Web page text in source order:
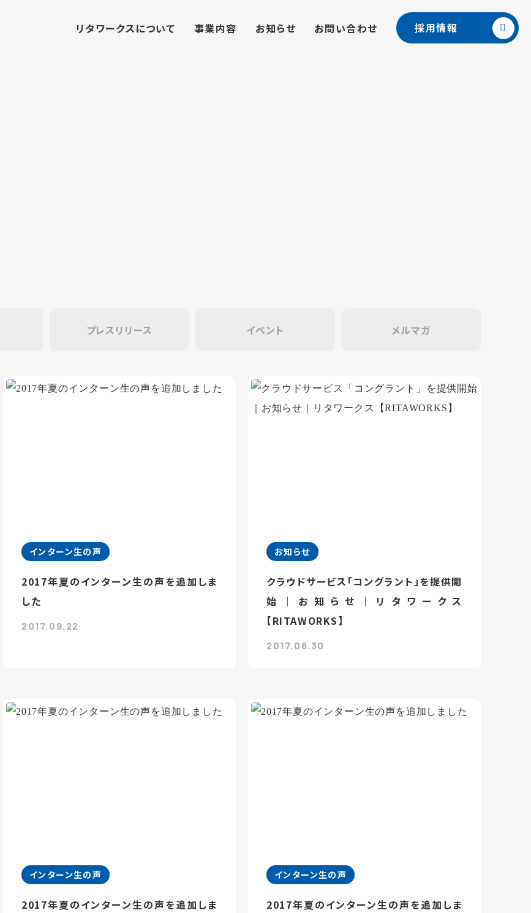
リタワークスについて 事業内容 お知らせ お問い合わせ 採用情報
プレスリリース イベント メルマガ
インターン生の声
2017年夏のインターン生の声を追加しま
した
2017.09.22
お知らせ
クラウドサービス「コングラント」を提供開
始｜お知らせ｜リタワークス
【RITAWORKS】
2017.08.30
インターン生の声
2017年夏のインターン生の声を追加しま
インターン生の声
2017年夏のインターン生の声を追加しま